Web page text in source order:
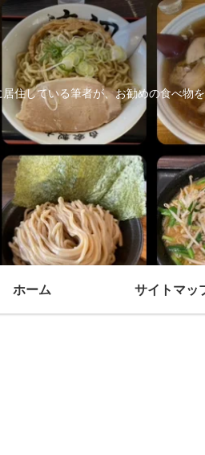
住している筆者が、お勧めの食べ物
ホーム サイトマッ